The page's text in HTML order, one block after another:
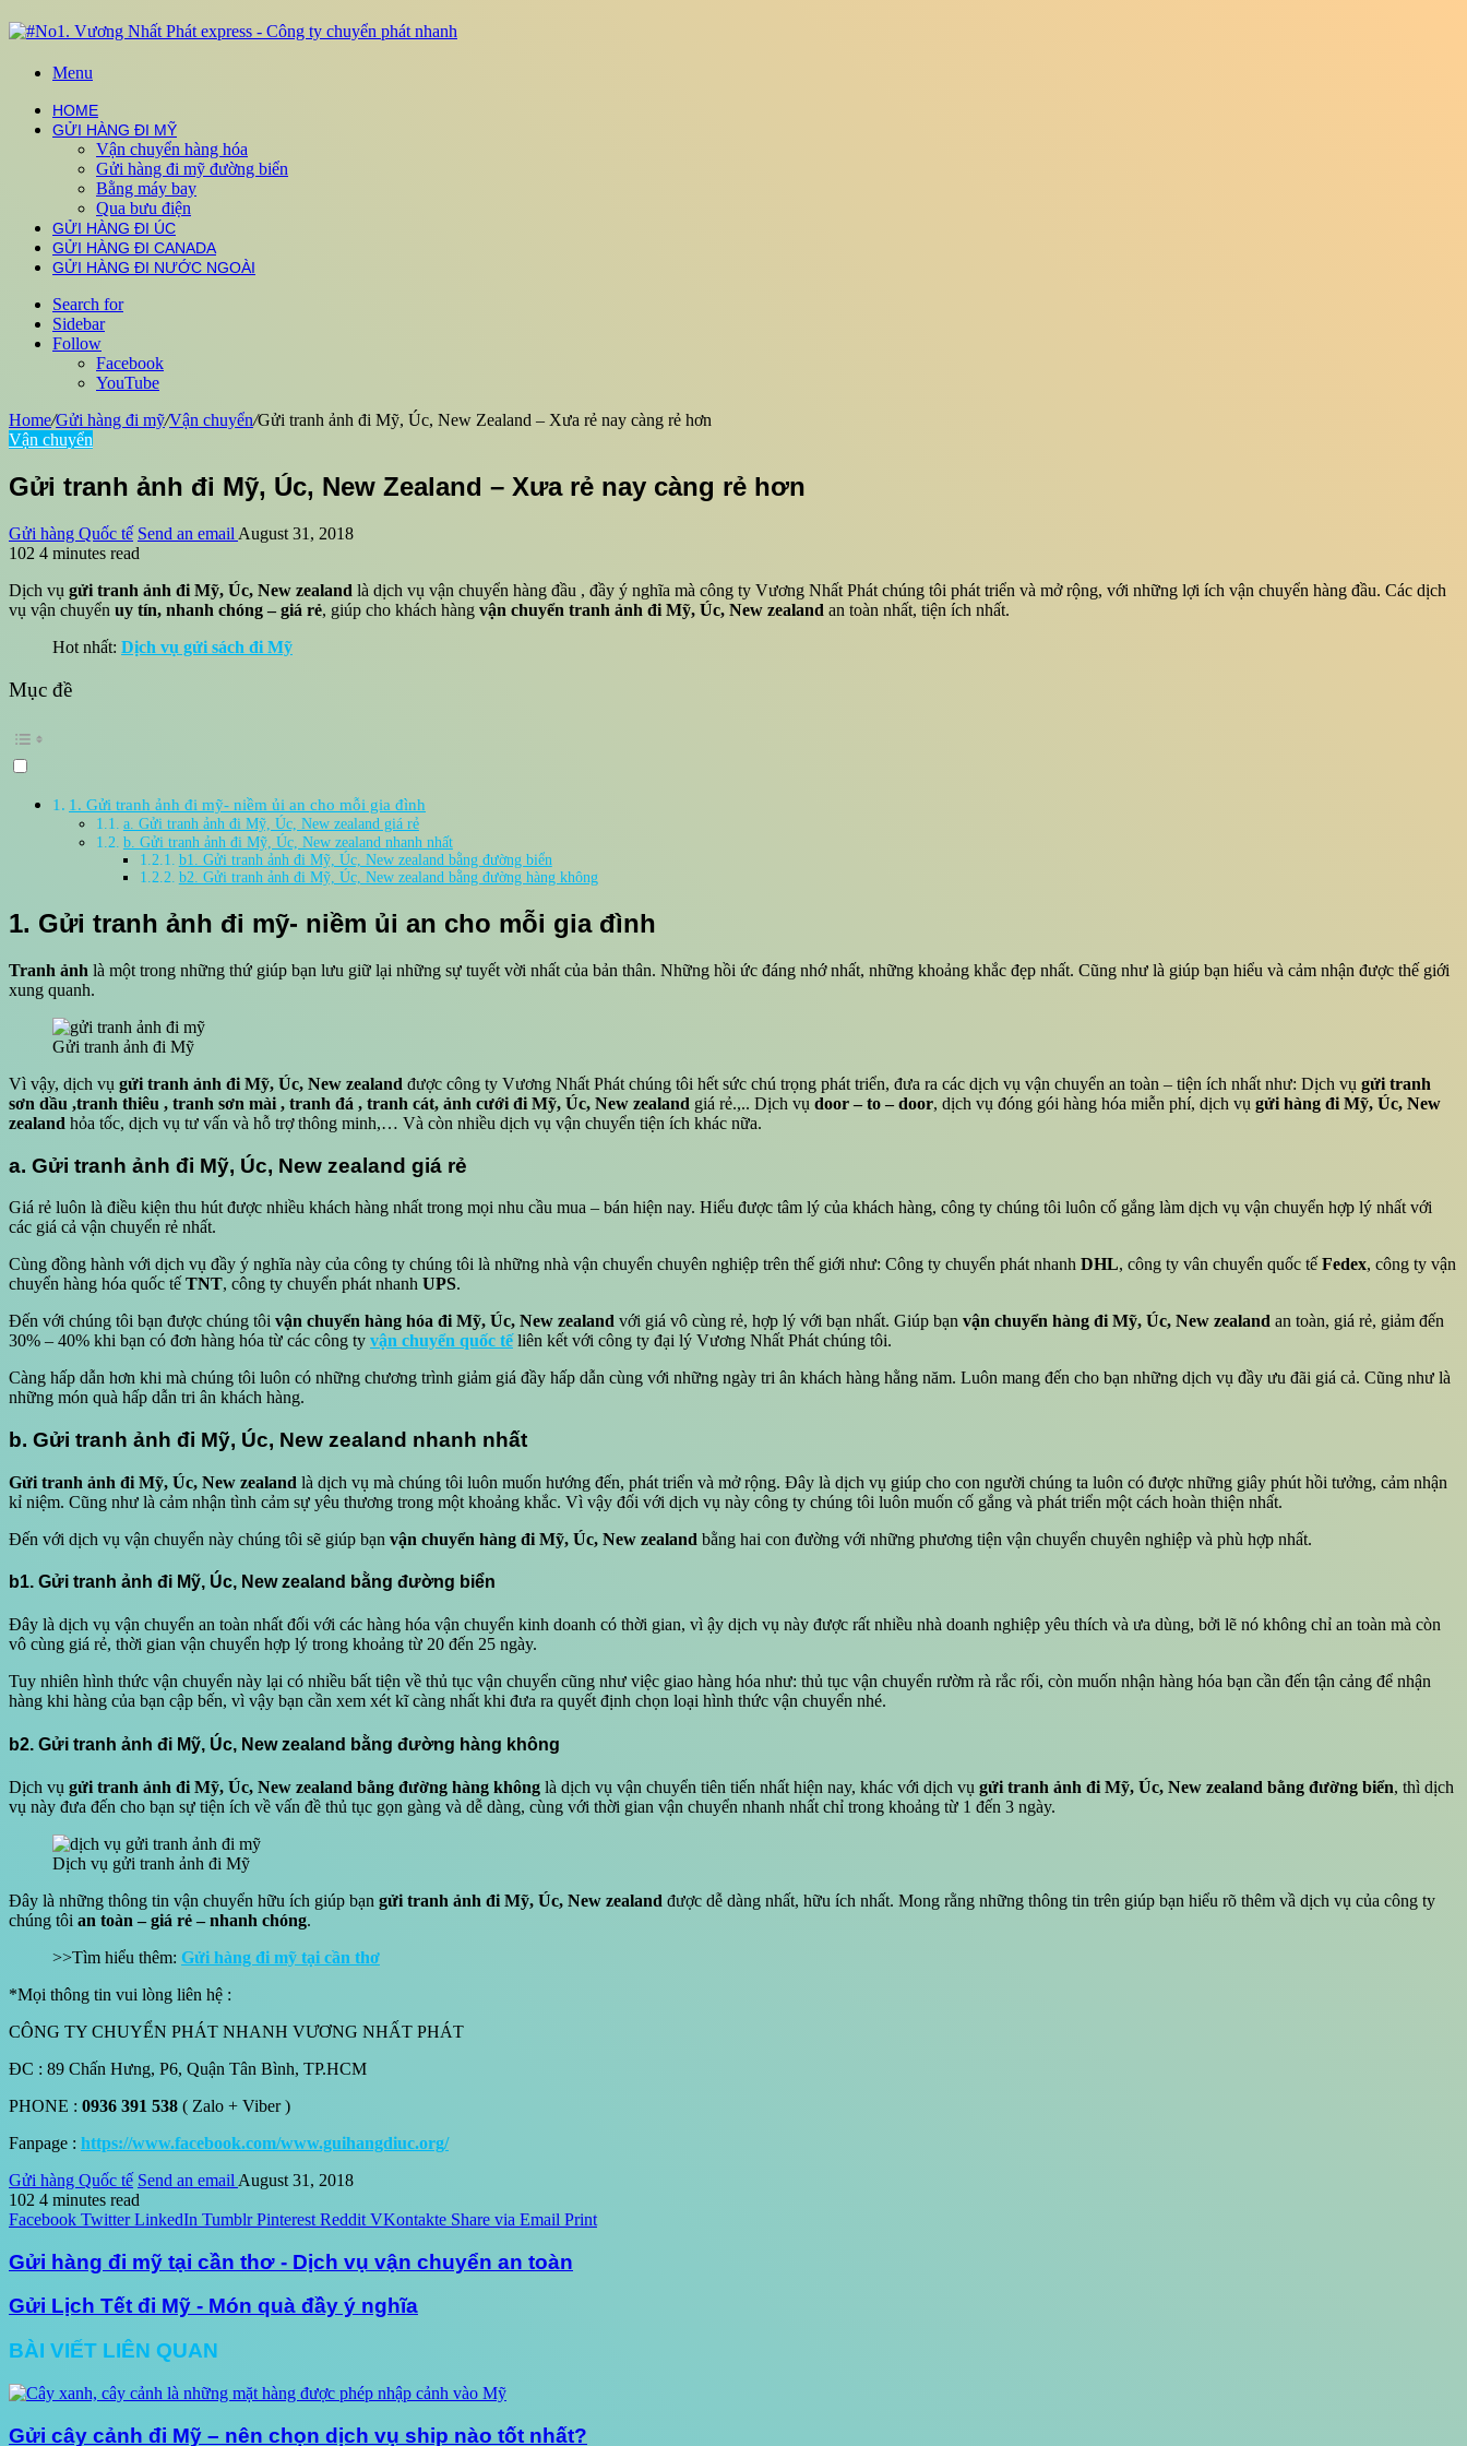
Menu
HOME
GỬI HÀNG ĐI MỸ
Vận chuyển hàng hóa
Gửi hàng đi mỹ đường biển
Bằng máy bay
Qua bưu điện
GỬI HÀNG ĐI ÚC
GỬI HÀNG ĐI CANADA
GỬI HÀNG ĐI NƯỚC NGOÀI
Search for
Sidebar
Follow
Facebook
YouTube
Home/Gửi hàng đi mỹ/Vận chuyển/Gửi tranh ảnh đi Mỹ, Úc, New Zealand – Xưa rẻ nay càng rẻ hơn
Vận chuyển
Gửi tranh ảnh đi Mỹ, Úc, New Zealand – Xưa rẻ nay càng rẻ hơn
Gửi hàng Quốc tế Send an email August 31, 2018
102 4 minutes read
Dịch vụ gửi tranh ảnh đi Mỹ, Úc, New zealand là dịch vụ vận chuyển hàng đầu , đầy ý nghĩa mà công ty Vương Nhất Phát chúng tôi phát triển và mở rộng, với những lợi ích vận chuyển hàng đầu. Các dịch
vụ vận chuyển uy tín, nhanh chóng – giá rẻ, giúp cho khách hàng vận chuyển tranh ảnh đi Mỹ, Úc, New zealand an toàn nhất, tiện ích nhất.
Hot nhất: Dịch vụ gửi sách đi Mỹ
Mục đề
1. Gửi tranh ảnh đi mỹ- niềm ủi an cho mỗi gia đình
a. Gửi tranh ảnh đi Mỹ, Úc, New zealand giá rẻ
b. Gửi tranh ảnh đi Mỹ, Úc, New zealand nhanh nhất
b1. Gửi tranh ảnh đi Mỹ, Úc, New zealand bằng đường biển
b2. Gửi tranh ảnh đi Mỹ, Úc, New zealand bằng đường hàng không
1. Gửi tranh ảnh đi mỹ- niềm ủi an cho mỗi gia đình
Tranh ảnh là một trong những thứ giúp bạn lưu giữ lại những sự tuyết vời nhất của bản thân. Những hồi ức đáng nhớ nhất, những khoảng khắc đẹp nhất. Cũng như là giúp bạn hiểu và cảm nhận được thế giới
xung quanh.
Gửi tranh ảnh đi Mỹ
Vì vậy, dịch vụ gửi tranh ảnh đi Mỹ, Úc, New zealand được công ty Vương Nhất Phát chúng tôi hết sức chú trọng phát triển, đưa ra các dịch vụ vận chuyển an toàn – tiện ích nhất như: Dịch vụ gửi tranh
sơn dầu ,tranh thiêu , tranh sơn mài , tranh đá , tranh cát, ảnh cưới đi Mỹ, Úc, New zealand giá rẻ.,.. Dịch vụ door – to – door, dịch vụ đóng gói hàng hóa miễn phí, dịch vụ gửi hàng đi Mỹ, Úc, New
zealand hỏa tốc, dịch vụ tư vấn và hỗ trợ thông minh,… Và còn nhiều dịch vụ vận chuyển tiện ích khác nữa.
a. Gửi tranh ảnh đi Mỹ, Úc, New zealand giá rẻ
Giá rẻ luôn là điều kiện thu hút được nhiều khách hàng nhất trong mọi nhu cầu mua – bán hiện nay. Hiểu được tâm lý của khách hàng, công ty chúng tôi luôn cố gắng làm dịch vụ vận chuyển hợp lý nhất với
các giá cả vận chuyển rẻ nhất.
Cùng đồng hành với dịch vụ đầy ý nghĩa này của công ty chúng tôi là những nhà vận chuyển chuyên nghiệp trên thế giới như: Công ty chuyển phát nhanh DHL, công ty vân chuyển quốc tế Fedex, công ty vận
chuyển hàng hóa quốc tế TNT, công ty chuyển phát nhanh UPS.
Đến với chúng tôi bạn được chúng tôi vận chuyển hàng hóa đi Mỹ, Úc, New zealand với giá vô cùng rẻ, hợp lý với bạn nhất. Giúp bạn vận chuyển hàng đi Mỹ, Úc, New zealand an toàn, giá rẻ, giảm đến
30% – 40% khi bạn có đơn hàng hóa từ các công ty vận chuyển quốc tếliên kết với công ty đại lý Vương Nhất Phát chúng tôi.
Càng hấp dẫn hơn khi mà chúng tôi luôn có những chương trình giảm giá đầy hấp dẫn cùng với những ngày tri ân khách hàng hằng năm. Luôn mang đến cho bạn những dịch vụ đầy ưu đãi giá cả. Cũng như là
những món quà hấp dẫn tri ân khách hàng.
b. Gửi tranh ảnh đi Mỹ, Úc, New zealand nhanh nhất
Gửi tranh ảnh đi Mỹ, Úc, New zealand là dịch vụ mà chúng tôi luôn muốn hướng đến, phát triển và mở rộng. Đây là dịch vụ giúp cho con người chúng ta luôn có được những giây phút hồi tưởng, cảm nhận
kỉ niệm. Cũng như là cảm nhận tình cảm sự yêu thương trong một khoảng khắc. Vì vậy đối với dịch vụ này công ty chúng tôi luôn muốn cố gắng và phát triển một cách hoàn thiện nhất.
Đến với dịch vụ vận chuyển này chúng tôi sẽ giúp bạn vận chuyển hàng đi Mỹ, Úc, New zealand bằng hai con đường với những phương tiện vận chuyển chuyên nghiệp và phù hợp nhất.
b1. Gửi tranh ảnh đi Mỹ, Úc, New zealand bằng đường biển
Đây là dịch vụ vận chuyển an toàn nhất đối với các hàng hóa vận chuyển kinh doanh có thời gian, vì ậy dịch vụ này được rất nhiều nhà doanh nghiệp yêu thích và ưa dùng, bởi lẽ nó không chỉ an toàn mà còn
vô cùng giá rẻ, thời gian vận chuyển hợp lý trong khoảng từ 20 đến 25 ngày.
Tuy nhiên hình thức vận chuyển này lại có nhiều bất tiện về thủ tục vận chuyển cũng như việc giao hàng hóa như: thủ tục vận chuyển rườm rà rắc rối, còn muốn nhận hàng hóa bạn cần đến tận cảng để nhận
hàng khi hàng của bạn cập bến, vì vậy bạn cần xem xét kĩ càng nhất khi đưa ra quyết định chọn loại hình thức vận chuyển nhé.
b2. Gửi tranh ảnh đi Mỹ, Úc, New zealand bằng đường hàng không
Dịch vụ gửi tranh ảnh đi Mỹ, Úc, New zealand bằng đường hàng không là dịch vụ vận chuyển tiên tiến nhất hiện nay, khác với dịch vụ gửi tranh ảnh đi Mỹ, Úc, New zealand bằng đường biển, thì dịch
vụ này đưa đến cho bạn sự tiện ích về vấn đề thủ tục gọn gàng và dễ dàng, cùng với thời gian vận chuyển nhanh nhất chỉ trong khoảng từ 1 đến 3 ngày.
Dịch vụ gửi tranh ảnh đi Mỹ
Đây là những thông tin vận chuyển hữu ích giúp bạn gửi tranh ảnh đi Mỹ, Úc, New zealand được dễ dàng nhất, hữu ích nhất. Mong rằng những thông tin trên giúp bạn hiểu rõ thêm vầ dịch vụ của công ty
chúng tôi an toàn – giá rẻ – nhanh chóng.
>>Tìm hiểu thêm: Gửi hàng đi mỹ tại cần thơ
*Mọi thông tin vui lòng liên hệ :
CÔNG TY CHUYỂN PHÁT NHANH VƯƠNG NHẤT PHÁT
ĐC : 89 Chấn Hưng, P6, Quận Tân Bình, TP.HCM
PHONE : 0936 391 538 ( Zalo + Viber )
Fanpage : https://www.facebook.com/www.guihangdiuc.org/
Gửi hàng Quốc tế Send an email August 31, 2018
102 4 minutes read
Facebook Twitter LinkedIn Tumblr Pinterest Reddit VKontakte Share via Email Print
Gửi hàng đi mỹ tại cần thơ - Dịch vụ vận chuyển an toàn
Gửi Lịch Tết đi Mỹ - Món quà đầy ý nghĩa
BÀI VIẾT LIÊN QUAN
Gửi cây cảnh đi Mỹ – nên chọn dịch vụ ship nào tốt nhất?